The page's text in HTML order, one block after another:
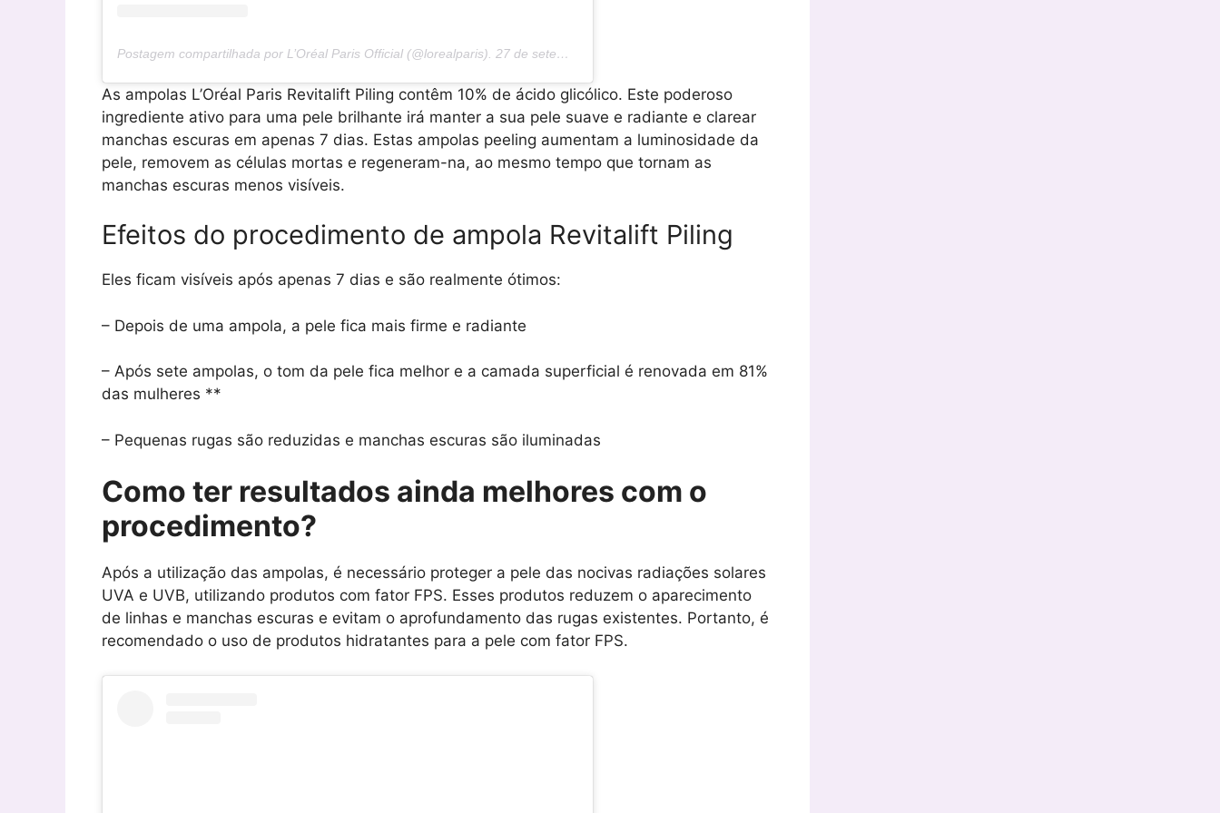
Postagem compartilhada por L’Oréal Paris Official (@lorealparis). 27 de setembro de 2020 às 7h PDT
As ampolas L’Oréal Paris Revitalift Piling contêm 10% de ácido glicólico. Este poderoso
ingrediente ativo para uma pele brilhante irá manter a sua pele suave e radiante e clarear
manchas escuras em apenas 7 dias. Estas ampolas peeling aumentam a luminosidade da
pele, removem as células mortas e regeneram-na, ao mesmo tempo que tornam as
manchas escuras menos visíveis.
Efeitos do procedimento de ampola Revitalift Piling
Eles ficam visíveis após apenas 7 dias e são realmente ótimos:
– Depois de uma ampola, a pele fica mais firme e radiante
– Após sete ampolas, o tom da pele fica melhor e a camada superficial é renovada em 81%
das mulheres **
– Pequenas rugas são reduzidas e manchas escuras são iluminadas
Como ter resultados ainda melhores com o
procedimento?
Após a utilização das ampolas, é necessário proteger a pele das nocivas radiações solares
UVA e UVB, utilizando produtos com fator FPS. Esses produtos reduzem o aparecimento
de linhas e manchas escuras e evitam o aprofundamento das rugas existentes. Portanto, é
recomendado o uso de produtos hidratantes para a pele com fator FPS.